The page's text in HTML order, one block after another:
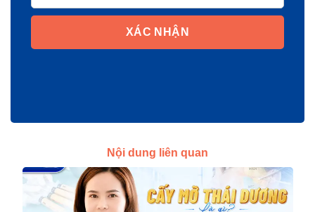
XÁC NHẬN
Nội dung liên quan